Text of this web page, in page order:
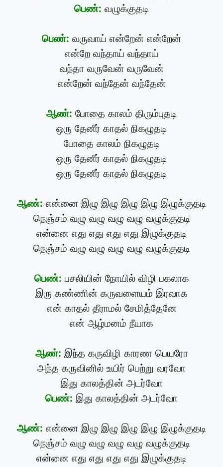
பெண்: வழுக்குதடி
பெண்: வருவாய் என்றேன் என்றேன்
என்றே வந்தாய் வந்தாய்
வந்தா வருவேன் வருவேன்
என்றேன் வந்தேன் வந்தேன்
ஆண்: போதை காலம் திரும்புதடி
ஒரு தேனீர் காதல் நிகழுதடி
போதை காலம் நிகழுதடி
ஒரு தேனீர் காதல் நிகழுதடி
ஒரு தேனீர் காதல் நிகழுதடி
ஆண்: என்னை இழு இழு இழு இழு இழுக்குதடி
நெஞ்சம் வழு வழு வழு வழு வழுக்குதடி
என்னை எது எது எது எது இழுக்குதடி
நெஞ்சம் வழு வழு வழு வழு வழுக்குதடி
பெண்: பசலியின் நோயில் விழி பகலாக
இரு கண்ணின் கருவளையம் இரவாக
என் காதல் தீராமல் சேமித்தேனே
என் ஆழ்மனம் நீயாக
ஆண்: இந்த கருவிழி காரண பெயரோ
அந்த கருவினில் உயிர் பெற்று வரவோ
இது காலத்தின் அடர்வோ
பெண்: இது காலத்தின் அடர்வோ
ஆண்: என்னை இழு இழு இழு இழு இழுக்குதடி
நெஞ்சம் வழு வழு வழு வழு வழுக்குதடி
என்னை எது எது எது எது இழுக்குதடி